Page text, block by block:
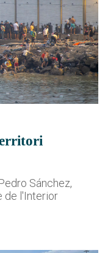
Sánchez,
de l'Interior